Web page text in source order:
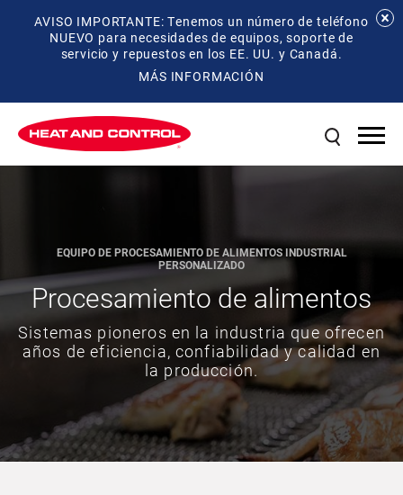
AVISO IMPORTANTE: Tenemos un número de teléfono
NUEVO para necesidades de equipos, soporte de
servicio y repuestos en los EE. UU. y Canadá.
MÁS INFORMACIÓN
EQUIPO DE PROCESAMIENTO DE ALIMENTOS INDUSTRIAL
PERSONALIZADO
Procesamiento de alimentos
Sistemas pioneros en la industria que ofrecen
años de eficiencia, confiabilidad y calidad en
la producción.